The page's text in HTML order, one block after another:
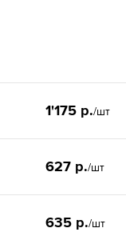
1'175 р./шт
627 р./шт
635 р./шт